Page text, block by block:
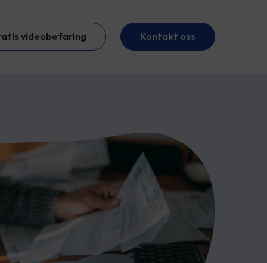
videobefaring Kontakt oss